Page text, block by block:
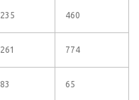
235 460
261 774
83 65